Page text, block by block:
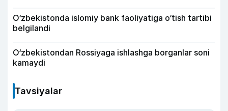
O‘zbekistonda islomiy bank faoliyatiga o‘tish tartibi
belgilandi
O‘zbekistondan Rossiyaga ishlashga borganlar soni
kamaydi
Tavsiyalar